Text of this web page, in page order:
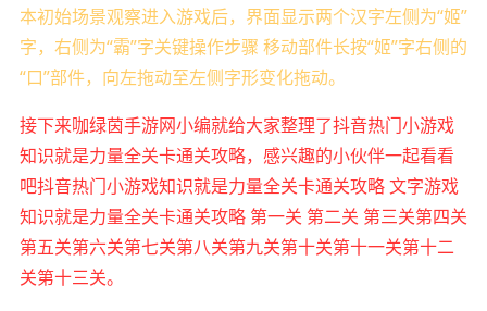
本初始场景观察进入游戏后，界面显示两个汉字左侧为“姬”
字，右侧为“霸”字关键操作步骤 移动部件长按“姬”字右侧的
“口”部件，向左拖动至左侧字形变化拖动。
接下来咖绿茵手游网小编就给大家整理了抖音热门小游戏
知识就是力量全关卡通关攻略，感兴趣的小伙伴一起看看
吧抖音热门小游戏知识就是力量全关卡通关攻略 文字游戏
知识就是力量全关卡通关攻略 第一关 第二关 第三关第四关
第五关第六关第七关第八关第九关第十关第十一关第十二
关第十三关。